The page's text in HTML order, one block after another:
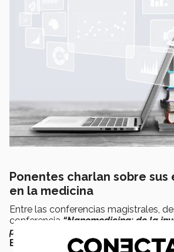
Ponentes charlan sobre sus
en la medicina
Entre las conferencias magistrales,
conferencia “Nanomedicina: de la
práctica clínica”
Esparza
presentó a las y los